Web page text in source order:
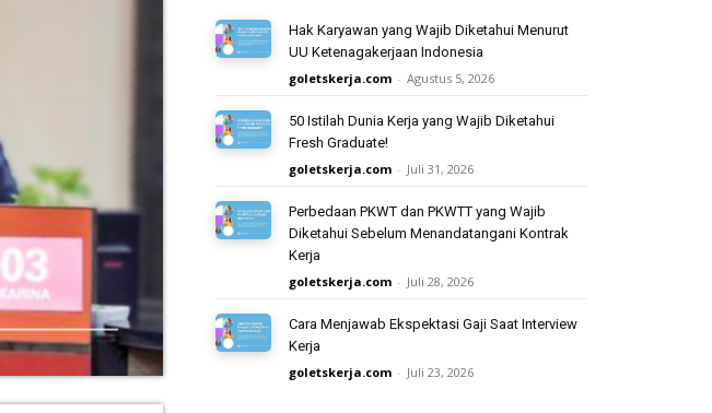
Hak Karyawan yang Wajib Diketahui Menurut
UU Ketenagakerjaan Indonesia
goletskerja.com - Agustus 5, 2026
50 Istilah Dunia Kerja yang Wajib Diketahui
Fresh Graduate!
goletskerja.com - Juli 31, 2026
Perbedaan PKWT dan PKWTT yang Wajib
Diketahui Sebelum Menandatangani Kontrak
Kerja
goletskerja.com - Juli 28, 2026
Cara Menjawab Ekspektasi Gaji Saat Interview
Kerja
goletskerja.com - Juli 23, 2026